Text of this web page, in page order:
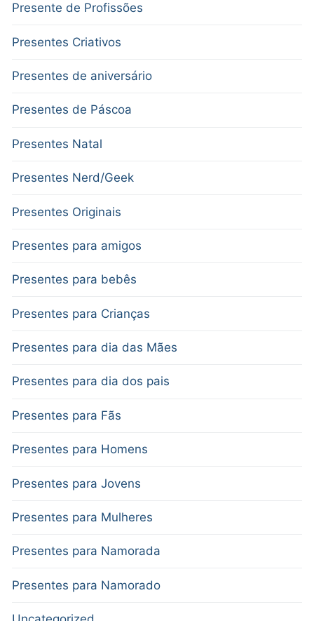
Presente de Profissões
Presentes Criativos
Presentes de aniversário
Presentes de Páscoa
Presentes Natal
Presentes Nerd/Geek
Presentes Originais
Presentes para amigos
Presentes para bebês
Presentes para Crianças
Presentes para dia das Mães
Presentes para dia dos pais
Presentes para Fãs
Presentes para Homens
Presentes para Jovens
Presentes para Mulheres
Presentes para Namorada
Presentes para Namorado